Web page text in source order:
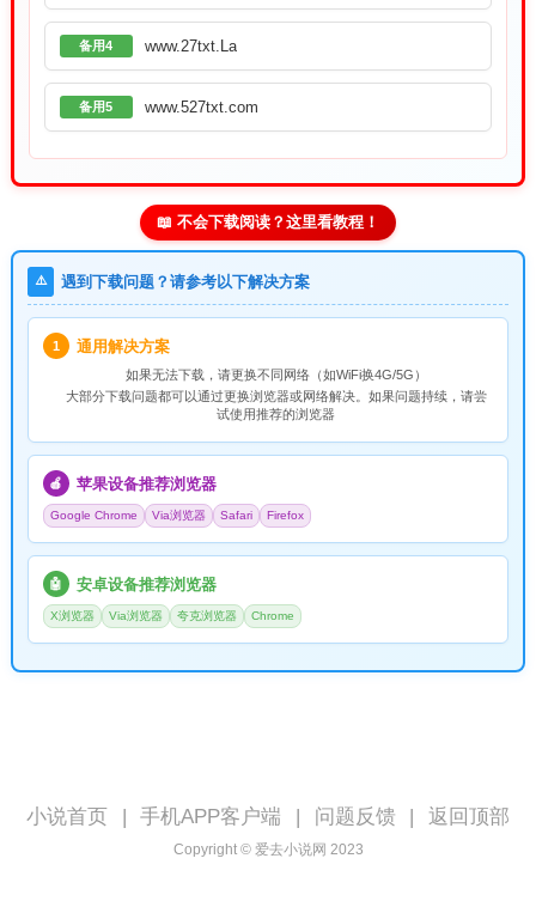
备用4 www.27txt.La
备用5 www.527txt.com
📖 不会下载阅读？这里看教程！
⚠️ 遇到下载问题？请参考以下解决方案
1 通用解决方案
如果无法下载，请更换不同网络（如WiFi换4G/5G）
大部分下载问题都可以通过更换浏览器或网络解决。如果问题持续，请尝
试使用推荐的浏览器
🍎 苹果设备推荐浏览器
Google Chrome Via浏览器 Safari Firefox
🤖 安卓设备推荐浏览器
X浏览器 Via浏览器 夸克浏览器 Chrome
小说首页 手机APP客户端 问题反馈 返回顶部
Copyright © 爱去小说网 2023